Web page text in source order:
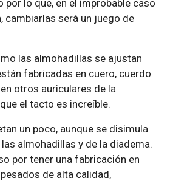
por lo que, en el improbable caso
cambiarlas será un juego de
las almohadillas se ajustan
fabricadas en cuero, cuerdo
otros auriculares de la
el tacto es increíble.
un poco, aunque se disimula
almohadillas y de la diadema.
por tener una fabricación en
de alta calidad,